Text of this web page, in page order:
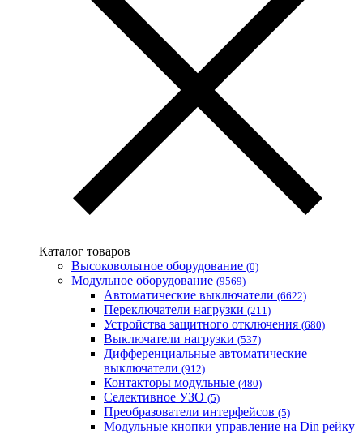
Каталог товаров
Высоковольтное оборудование (0)
Модульное оборудование (9569)
Автоматические выключатели (6622)
Переключатели нагрузки (211)
Устройства защитного отключения (680)
Выключатели нагрузки (537)
Дифференциальные автоматические
выключатели (912)
Контакторы модульные (480)
Селективное УЗО (5)
Преобразователи интерфейсов (5)
Модульные кнопки управление на Din рейку